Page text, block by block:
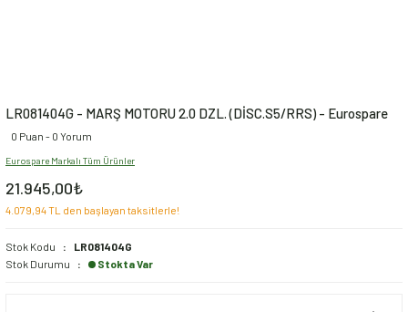
LR081404G - MARŞ MOTORU 2.0 DZL. (DİSC.S5/RRS) - Eurospare
0 Puan - 0 Yorum
Eurospare Markalı Tüm Ürünler
21.945,00₺
4.079,94 TL den başlayan taksitlerle!
Stok Kodu
LR081404G
Stok Durumu
Stokta Var